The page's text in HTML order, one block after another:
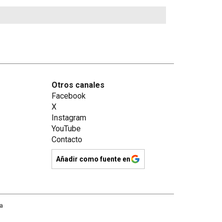
Otros canales
Facebook
X
Instagram
YouTube
Contacto
Añadir como fuente en